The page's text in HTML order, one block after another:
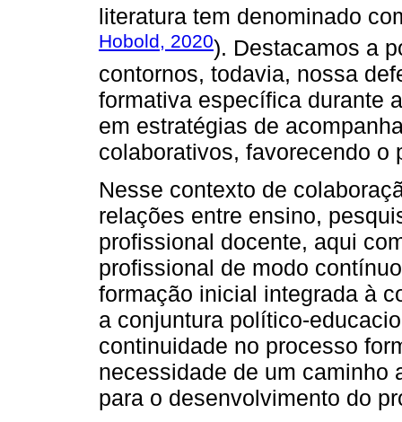
literatura tem denominado
Hobold, 2020). Destacamos a
contornos, todavia, nossa
formativa específica durante
em estratégias de
colaborativos, favorecendo o
Nesse contexto de
relações entre ensino,
profissional docente, aqui
profissional de modo
formação inicial integrada à
a conjuntura político-
continuidade no processo
necessidade de um caminho
para o desenvolvimento do